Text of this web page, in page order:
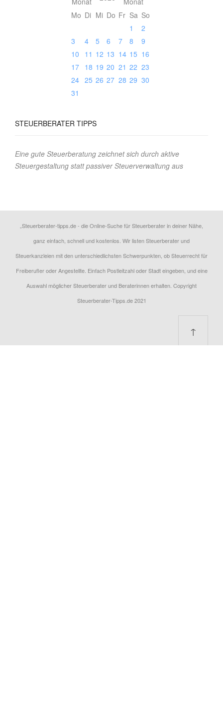
Mo Di Mi Do Fr Sa So
1
2
3
4 5 6 7 8
9
10
11 12 13 14 15 16
17
18 19 20 21 22 23
24 25 26 27 28 29 30
31
STEUERBERATER TIPPS
Eine gute Steuerberatung zeichnet sich durch aktive
Steuergestaltung statt passiver Steuerverwaltung aus
„Steuerberater-tipps.de - die Online-Suche für Steuerberater in deiner Nähe,
ganz einfach, schnell und kostenlos. Wir listen Steuerberater und
Steuerkanzleien mit den unterschiedlichsten Schwerpunkten, ob Steuerrecht für
Freiberufler oder Angestellte. Einfach Postleitzahl oder Stadt eingeben, und eine
Auswahl möglicher Steuerberater und Beraterinnen erhalten. Copyright
Steuerberater-Tipps.de 2021
↑